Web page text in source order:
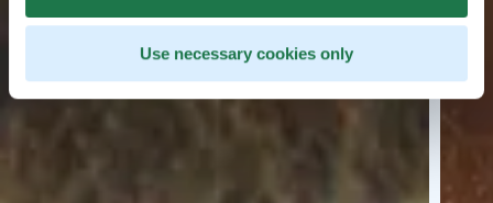
Use necessary cookies only